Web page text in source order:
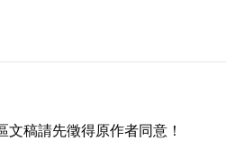
文稿請先徵得原作者同意！